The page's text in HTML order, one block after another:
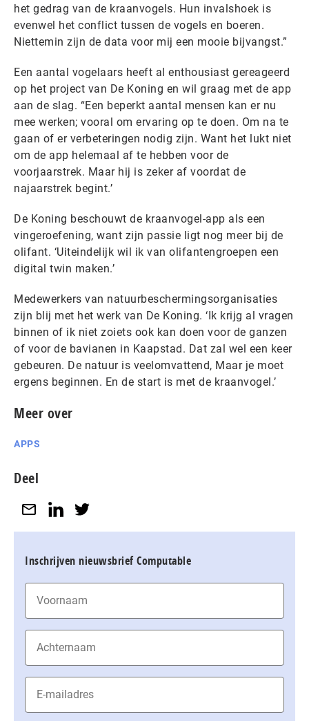
het gedrag van de kraanvogels. Hun invalshoek is
evenwel het conflict tussen de vogels en boeren.
Niettemin zijn de data voor mij een mooie bijvangst.”
Een aantal vogelaars heeft al enthousiast gereageerd
op het project van De Koning en wil graag met de app
aan de slag. “Een beperkt aantal mensen kan er nu
mee werken; vooral om ervaring op te doen. Om na te
gaan of er verbeteringen nodig zijn. Want het lukt niet
om de app helemaal af te hebben voor de
voorjaarstrek. Maar hij is zeker af voordat de
najaarstrek begint.’
De Koning beschouwt de kraanvogel-app als een
vingeroefening, want zijn passie ligt nog meer bij de
olifant. ‘Uiteindelijk wil ik van olifantengroepen een
digital twin maken.’
Medewerkers van natuurbeschermingsorganisaties
zijn blij met het werk van De Koning. ‘Ik krijg al vragen
binnen of ik niet zoiets ook kan doen voor de ganzen
of voor de bavianen in Kaapstad. Dat zal wel een keer
gebeuren. De natuur is veelomvattend, Maar je moet
ergens beginnen. En de start is met de kraanvogel.’
Meer over
APPS
Deel
Inschrijven nieuwsbrief Computable